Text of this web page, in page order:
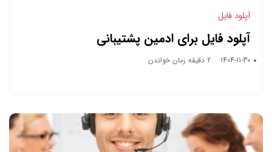
آپلود فایل
آپلود فایل برای ادمین پشتیبانی
1404-11-30 2 دقیقه زمان خواندن